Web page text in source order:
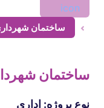
ساختمان
ساختمان
نوع پروژه: اداری